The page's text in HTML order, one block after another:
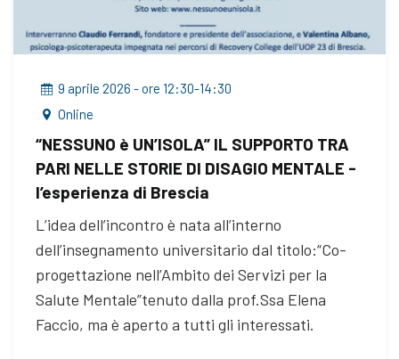
9 aprile 2026 - ore 12:30-14:30
Online
“NESSUNO è UN’ISOLA” IL SUPPORTO TRA
PARI NELLE STORIE DI DISAGIO MENTALE -
l’esperienza di Brescia
L’idea dell’incontro è nata all’interno
dell’insegnamento universitario dal titolo:“Co-
progettazione nell’Ambito dei Servizi per la
Salute Mentale”tenuto dalla prof.Ssa Elena
Faccio, ma è aperto a tutti gli interessati.